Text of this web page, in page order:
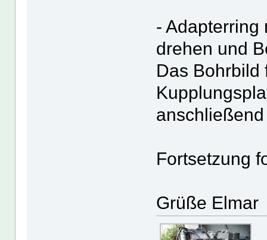
- Adapterring
drehen und
Das Bohrbild
Fortsetzung
Grüße Elmar